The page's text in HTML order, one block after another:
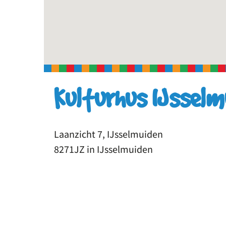
Kulturhus
Laanzicht 7, IJsselmuiden
8271JZ in IJsselmuiden